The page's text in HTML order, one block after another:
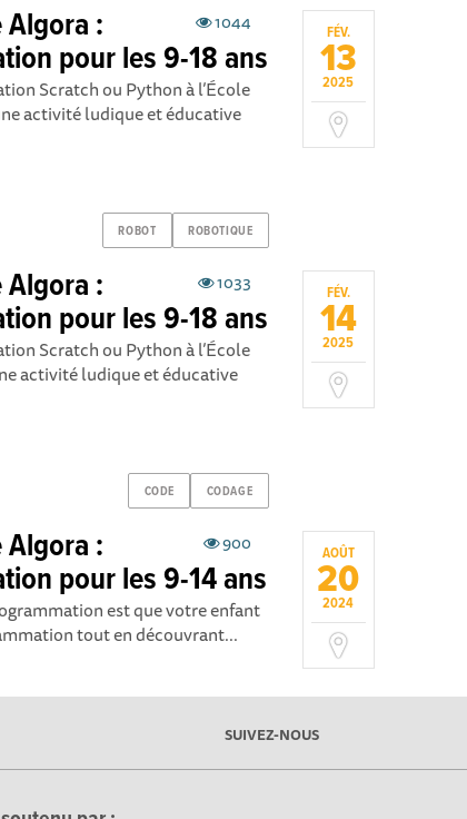
FÉV.
13
2025
1044
:
pour les 9-18 ans
Scratch ou Python à l’École
activité ludique et éducative
ROBOT ROBOTIQUE
FÉV.
14
2025
1033
:
pour les 9-18 ans
Scratch ou Python à l’École
activité ludique et éducative
CODE CODAGE
AOÛT
20
2024
900
:
pour les 9-14 ans
est que votre enfant
tout en découvrant...
SUIVEZ-NOUS